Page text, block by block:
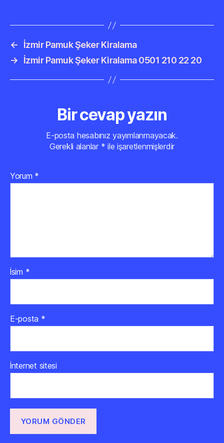
←
İzmir Pamuk Şeker Kiralama
→
İzmir Pamuk Şeker Kiralama 0501 210 22 20
Bir cevap yazın
E-posta hesabınız yayımlanmayacak.
Gerekli alanlar * ile işaretlenmişlerdir
Yorum *
İsim *
E-posta *
İnternet sitesi